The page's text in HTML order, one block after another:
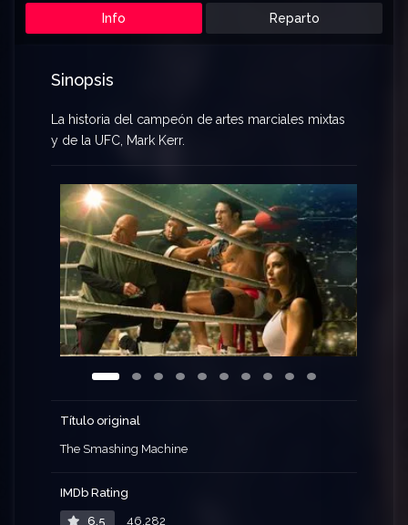
Info Reparto
Sinopsis
La historia del campeón de artes marciales mixtas
y de la UFC, Mark Kerr.
Título original
The Smashing Machine
IMDb Rating
6.5
46,282